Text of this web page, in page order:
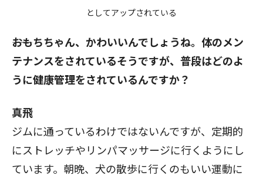
としてアップされている
――おもちちゃん、かわいいんでしょうね。体のメン
テナンスをされているそうですが、普段はどのよ
うに健康管理をされているんですか？
真飛
ジムに通っているわけではないんですが、定期的
にストレッチやリンパマッサージに行くようにし
ています。朝晩、犬の散歩に行くのもいい運動に